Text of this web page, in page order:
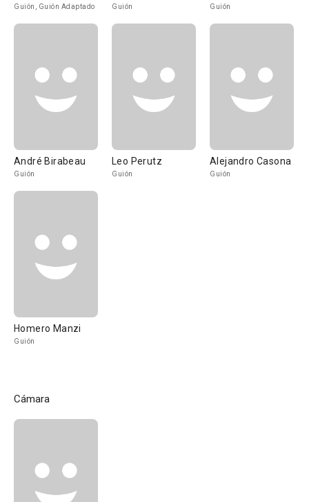
Guión, Guión Adaptado Guión Guión
André Birabeau
Guión
Leo Perutz
Guión
Alejandro Casona
Guión
Homero Manzi
Guión
Cámara